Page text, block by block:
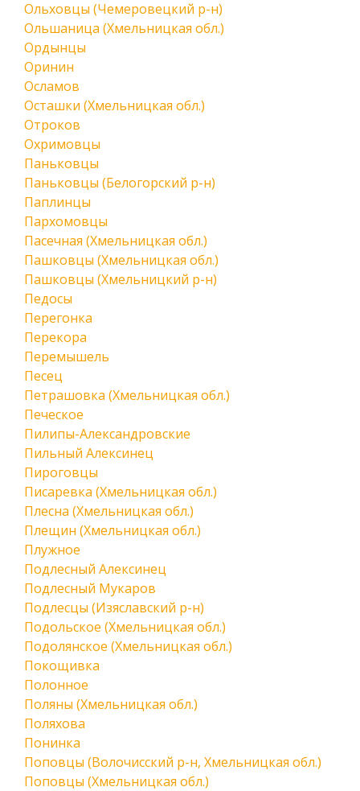
Ольховцы (Чемеровецкий р-н)
Ольшаница (Хмельницкая обл.)
Ордынцы
Оринин
Осламов
Осташки (Хмельницкая обл.)
Отроков
Охримовцы
Паньковцы
Паньковцы (Белогорский р-н)
Паплинцы
Пархомовцы
Пасечная (Хмельницкая обл.)
Пашковцы (Хмельницкая обл.)
Пашковцы (Хмельницкий р-н)
Педосы
Перегонка
Перекора
Перемышель
Песец
Петрашовка (Хмельницкая обл.)
Печеское
Пилипы-Александровские
Пильный Алексинец
Пироговцы
Писаревка (Хмельницкая обл.)
Плесна (Хмельницкая обл.)
Плещин (Хмельницкая обл.)
Плужное
Подлесный Алексинец
Подлесный Мукаров
Подлесцы (Изяславский р-н)
Подольское (Хмельницкая обл.)
Подолянское (Хмельницкая обл.)
Покощивка
Полонное
Поляны (Хмельницкая обл.)
Поляхова
Понинка
Поповцы (Волочисский р-н, Хмельницкая обл.)
Поповцы (Хмельницкая обл.)